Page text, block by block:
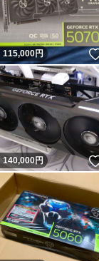
115,000円
140,000円